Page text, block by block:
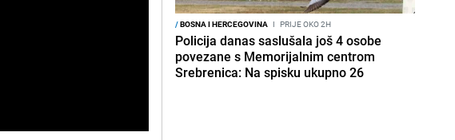
/BOSNA I HERCEGOVINA I PRIJE OKO 2H
Policija danas saslušala još 4 osobe
povezane s Memorijalnim centrom
Srebrenica: Na spisku ukupno 26